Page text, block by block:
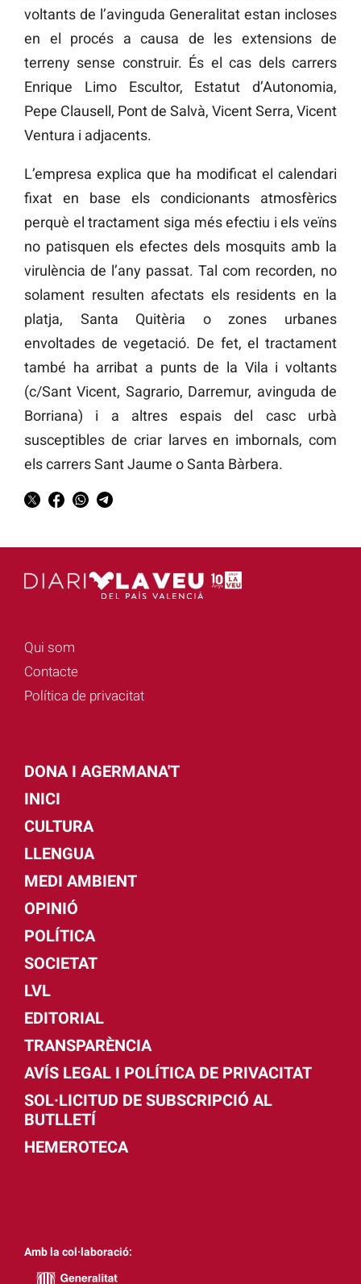
voltants de l’avinguda Generalitat estan incloses
en el procés a causa de les extensions de
terreny sense construir. És el cas dels carrers
Enrique Limo Escultor, Estatut d’Autonomia,
Pepe Clausell, Pont de Salvà, Vicent Serra, Vicent
Ventura i adjacents.
L’empresa explica que ha modificat el calendari
fixat en base els condicionants atmosfèrics
perquè el tractament siga més efectiu i els veïns
no patisquen els efectes dels mosquits amb la
virulència de l’any passat. Tal com recorden, no
solament resulten afectats els residents en la
platja, Santa Quitèria o zones urbanes
envoltades de vegetació. De fet, el tractament
també ha arribat a punts de la Vila i voltants
(c/Sant Vicent, Sagrario, Darremur, avinguda de
Borriana) i a altres espais del casc urbà
susceptibles de criar larves en imbornals, com
els carrers Sant Jaume o Santa Bàrbera.
Qui som
Contacte
Política de privacitat
DONA I AGERMANA'T
INICI
CULTURA
LLENGUA
MEDI AMBIENT
OPINIÓ
POLÍTICA
SOCIETAT
LVL
EDITORIAL
TRANSPARÈNCIA
AVÍS LEGAL I POLÍTICA DE PRIVACITAT
SOL·LICITUD DE SUBSCRIPCIÓ AL
BUTLLETÍ
HEMEROTECA
Amb la col·laboració: